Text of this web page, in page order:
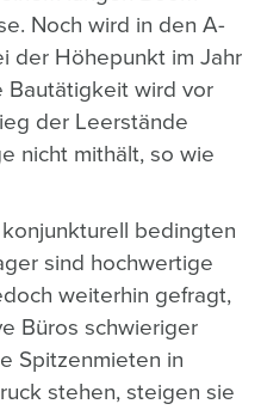
Noch wird in den A-
der Höhepunkt im Jahr
Bautätigkeit wird vor
der Leerstände
nicht mithält, so wie
bedingten
sind hochwertige
weiterhin gefragt,
Büros schwieriger
Spitzenmieten in
stehen, steigen sie